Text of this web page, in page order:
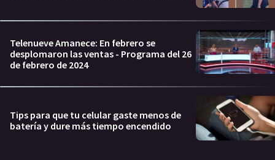
Telenueve Amanece: En febrero se
desplomaron las ventas - Programa del 26
de febrero de 2024
Tips para que tu celular gaste menos de
batería y dure más tiempo encendido